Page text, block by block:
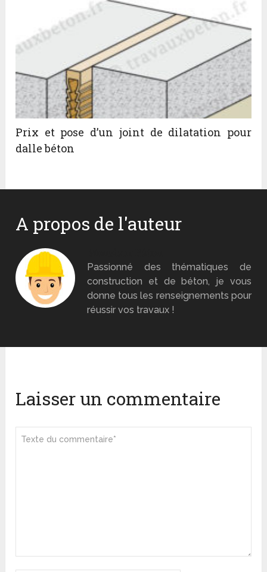
Prix et pose d’un joint de dilatation pour
dalle béton
A propos de l'auteur
Passionné des thématiques de
construction et de béton, je vous
donne tous les renseignements pour
réussir vos travaux !
Laisser un commentaire